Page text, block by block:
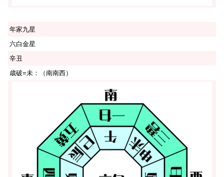
年家九星
六白金星
辛丑
歳破=未：（南南西）